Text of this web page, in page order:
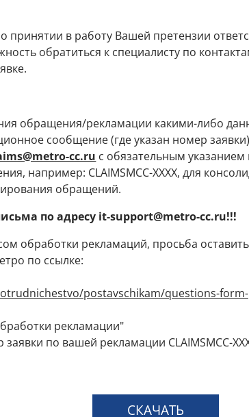
принятии в работу Вашей претензии
обратиться к специалисту по
обращения/рекламации какими-либо
сообщение (где указан номер
cc.ru с обязательным
например: CLAIMSMCC-XXXX, для
обращений.
по адресу it-support@metro-cc.ru!!!
обработки рекламаций, просьба
по ссылке:
postavschikam/questions-
рекламации"
по вашей рекламации CLAIMSMCC-
СКАЧАТЬ